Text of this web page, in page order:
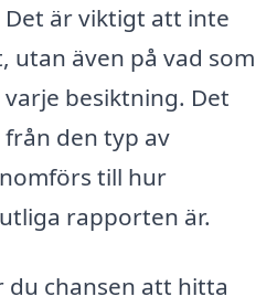
är viktigt att inte
utan även på vad som
besiktning. Det
den typ av
till hur
rapporten är.
du chansen att hitta